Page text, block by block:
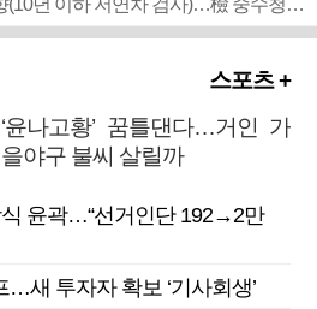
■ 검사 신분 버리고 직급하향(10년 이하 저연차 검사)…檢 중수청행 기피
스포츠 +
‘윤나고황’ 꿈틀댄다…거인 가
을야구 불씨 살릴까
윤곽…“선거인단 192→2만
새 투자자 확보 ‘기사회생’